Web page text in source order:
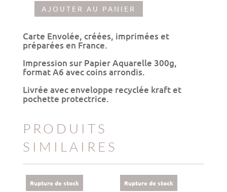
quantité
Envolée
AJOUTER AU PANIER
Carte Envolée, créées, imprimées et
préparées en France.
Impression sur Papier Aquarelle 300g,
format A6 avec coins arrondis.
Livrée avec enveloppe recyclée kraft et
pochette protectrice.
PRODUITS
SIMILAIRES
Rupture de stock Rupture de stock